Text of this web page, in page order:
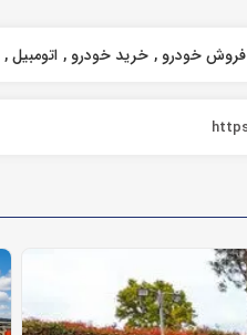
فروش خودرو خرید خودرو اتومبیل